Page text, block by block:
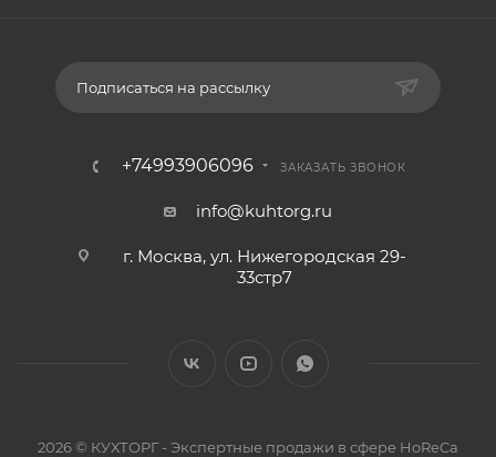
Подписаться на рассылку
+74993906096 ЗАКАЗАТЬ ЗВОНОК
info@kuhtorg.ru
г. Москва, ул. Нижегородская 29-
33стр7
2026 © КУХТОРГ - Экспертные продажи в сфере HoReCa